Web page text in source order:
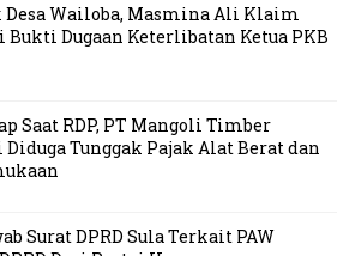
Wailoba, Masmina Ali Klaim
Bukti Dugaan Keterlibatan Ketua PKB
Saat RDP, PT Mangoli Timber
Tunggak Pajak Alat Berat dan
Surat DPRD Sula Terkait PAW